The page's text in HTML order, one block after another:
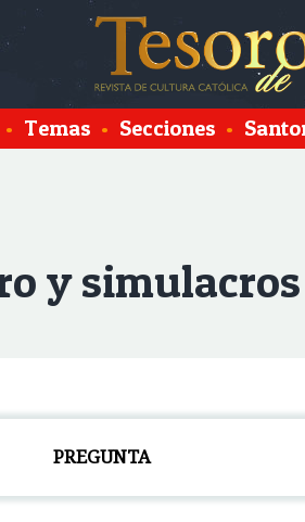
• Temas • Secciones •
y
PREGUNTA